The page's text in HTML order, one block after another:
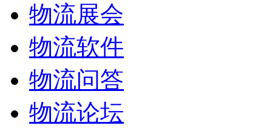
物流展会
物流软件
物流问答
物流论坛